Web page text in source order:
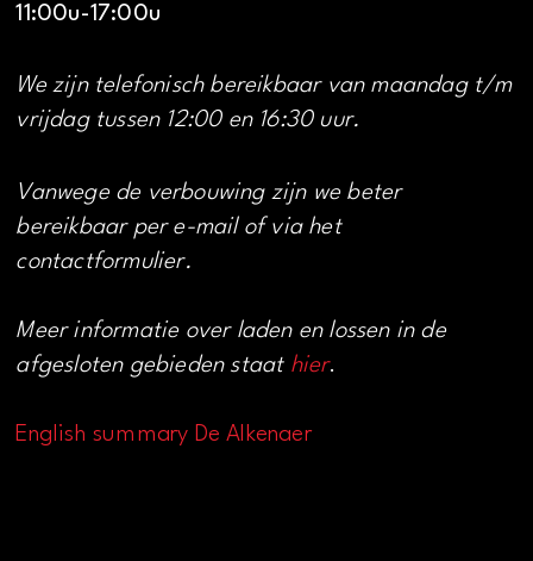
11:00u-17:00u
We zijn telefonisch bereikbaar van maandag t/m
vrijdag tussen 12:00 en 16:30 uur.
Vanwege de verbouwing zijn we beter
bereikbaar per e-mail of via het
contactformulier.
Meer informatie over laden en lossen in de
afgesloten gebieden staat hier.
English summary De Alkenaer